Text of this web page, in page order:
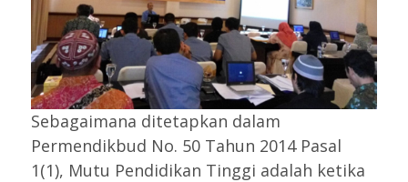
Sebagaimana ditetapkan dalam
Permendikbud No. 50 Tahun 2014 Pasal
1(1), Mutu Pendidikan Tinggi adalah ketika